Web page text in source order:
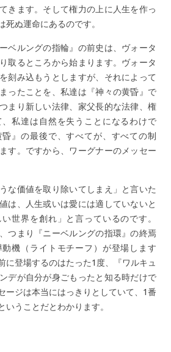
きます。そして権力の上に人生を作っ
死ぬ運命にあるのです。
ベルングの指輪』の前史は、ヴォータ
取るところから始まります。ヴォータ
刻み込もうとしますが、それによって
ったことを、私達は『神々の黄昏』で
まり新しい法律、家父長的な法律、権
私達は自然を失うことになるわけで
』の最後で、すべてが、すべての制
す。ですから、ワーグナーのメッセー
な価値を取り除いてしまえ」と言いた
は、人生或いは愛には適していないと
世界を創れ」と言っているのです。
つまり『ニーベルングの指環』の終焉
機（ライトモチーフ）が登場します
に登場するのはたった1度、『ワルキュ
デが自分が身ごもったと知る時だけで
ージは本当にはっきりとしていて、1番
いうことだとわかります。